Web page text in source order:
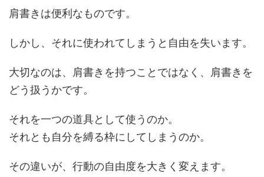
肩書きは便利なものです。
しかし、それに使われてしまうと自由を失います。
大切なのは、肩書きを持つことではなく、肩書きを
どう扱うかです。
それを一つの道具として使うのか。
それとも自分を縛る枠にしてしまうのか。
その違いが、行動の自由度を大きく変えます。